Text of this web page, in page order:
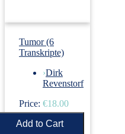
Tumor (6
Transkripte)
›Dirk
Revenstorf
Price: €18.00